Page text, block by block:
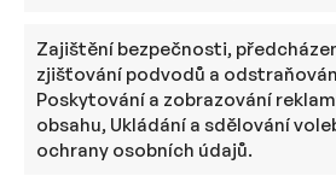
Zajištění bezpečnosti,
zjišťování podvodů a
Poskytování a zobrazování
obsahu, Ukládání a sdělování
ochrany osobních údajů.